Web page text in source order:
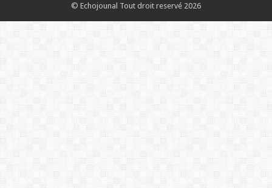
© Echojounal Tout droit reservé 2026